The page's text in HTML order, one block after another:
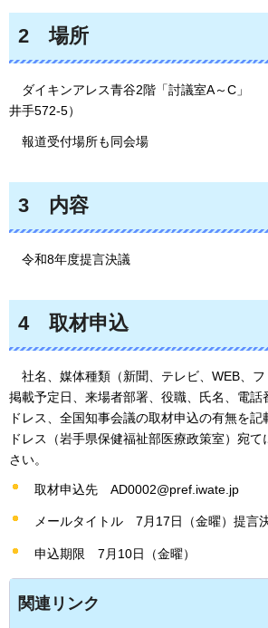
2 場所
ダイキンアレス青谷2階 「討議室A～C」
井手572-5）
報道受付場所も同会場
3 内容
令和8年度提言決議
4 取材申込
社名、媒体種類（新聞、テレビ、WEB、フ
掲載予定日、来場者部署、役職、氏名、電話
ドレス、全国知事会議の取材申込の有無を
ドレス（岩手県保健福祉部医療政策室）宛
さい。
取材申込先 AD0002@pref.iwate.jp
メールタイトル 7月 17日（金曜）提言
申込期限 7 月10日（金曜）
関連リンク